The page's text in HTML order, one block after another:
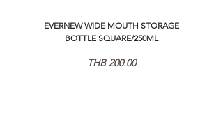
EVERNEW WIDE MOUTH STORAGE
BOTTLE SQUARE/250ML
가격
THB 200.00